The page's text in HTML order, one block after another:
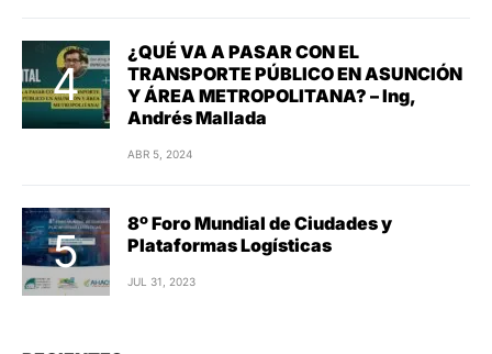
¿QUÉ VA A PASAR CON EL
TRANSPORTE PÚBLICO EN ASUNCIÓN
Y ÁREA METROPOLITANA? – Ing,
Andrés Mallada
ABR 5, 2024
8º Foro Mundial de Ciudades y
Plataformas Logísticas
JUL 31, 2023